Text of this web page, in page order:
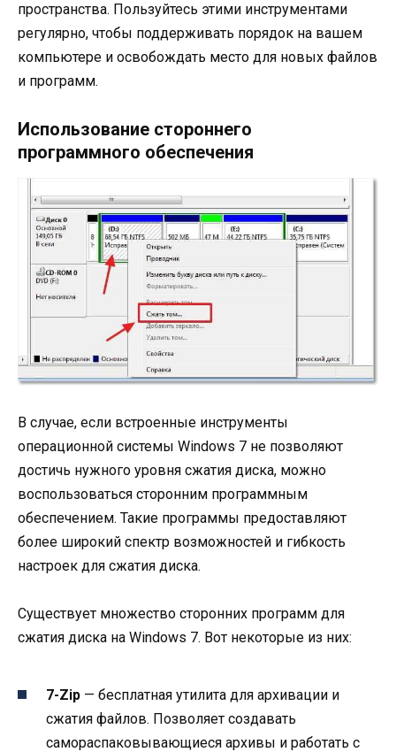
пространства. Пользуйтесь этими инструментами
регулярно, чтобы поддерживать порядок на вашем
компьютере и освобождать место для новых файлов
и программ.
Использование стороннего
программного обеспечения
В случае, если встроенные инструменты
операционной системы Windows 7 не позволяют
достичь нужного уровня сжатия диска, можно
воспользоваться сторонним программным
обеспечением. Такие программы предоставляют
более широкий спектр возможностей и гибкость
настроек для сжатия диска.
Существует множество сторонних программ для
сжатия диска на Windows 7. Вот некоторые из них:
7-Zip — бесплатная утилита для архивации и
сжатия файлов. Позволяет создавать
самораспаковывающиеся архивы и работать с